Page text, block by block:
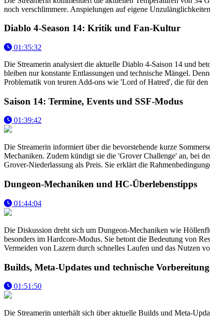
noch verschlimmere. Anspielungen auf eigene
Diablo 4-Season 14: Kritik und Fan-Kultur
01:35:32
Die Streamerin analysiert die aktuelle Diablo 4-Saison 14 und
bleiben nur konstante Entlassungen und technische Mängel.
Problematik von teuren Add-ons wie 'Lord of Hatred', die für
Saison 14: Termine, Events und SSF-Modus
01:39:42
Die Streamerin informiert über die bevorstehende kurze
Mechaniken. Zudem kündigt sie die 'Grover Challenge' an, bei
Grover-Niederlassung als Preis. Sie erklärt die
Dungeon-Mechaniken und HC-Überlebenstipps
01:44:04
Die Diskussion dreht sich um Dungeon-Mechaniken wie
besonders im Hardcore-Modus. Sie betont die Bedeutung von
Vermeiden von Lazern durch schnelles Laufen und das Nutzen
Builds, Meta-Updates und technische
01:51:50
Die Streamerin unterhält sich über aktuelle Builds und Meta-